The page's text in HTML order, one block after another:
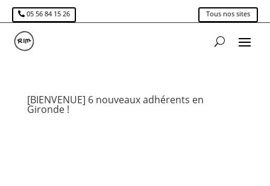
05 56 84 15 26 Tous nos sites
[BIENVENUE] 6 nouveaux adhérents en
Gironde !